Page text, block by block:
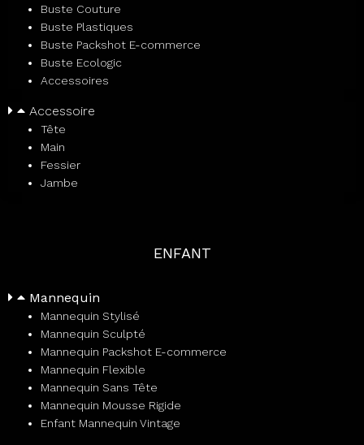
Buste Couture
Buste Plastiques
Buste Packshot E-commerce
Buste Ecologic
Accessoires
Accessoire
Tête
Main
Fessier
Jambe
ENFANT
Mannequin
Mannequin Stylisé
Mannequin Sculpté
Mannequin Packshot E-commerce
Mannequin Flexible
Mannequin Sans Tête
Mannequin Mousse Rigide
Enfant Mannequin Vintage